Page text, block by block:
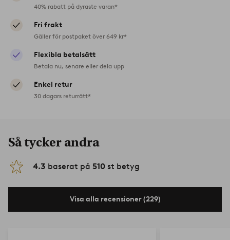
40% rabatt på dyraste varan*
Fri frakt
Gäller för postpaket över 649 kr*
Flexibla betalsätt
Betala nu, senare eller dela upp
Enkel retur
30 dagars returrätt*
Så tycker andra
4.3 baserat på 510 st betyg
Visa alla recensioner (229)